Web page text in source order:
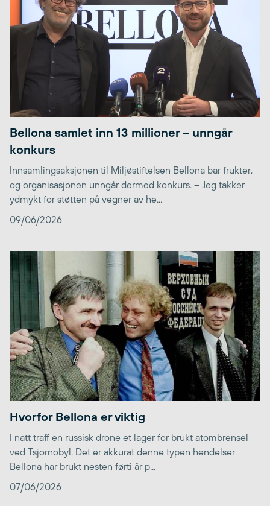
Bellona samlet inn 13 millioner – unngår
konkurs
Innsamlingsaksjonen til Miljøstiftelsen Bellona bar frukter,
og organisasjonen unngår dermed konkurs. – Jeg takker
ydmykt for støtten på vegner av he...
09/06/2026
Hvorfor Bellona er viktig
I natt traff en russisk drone et lager for brukt atombrensel
ved Tsjornobyl. Det er akkurat denne typen hendelser
Bellona har brukt nesten førti år p...
07/06/2026